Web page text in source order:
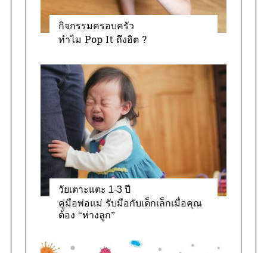
กิจกรรมครอบครัว
ทำไม Pop It ถึงฮิต ?
วัยเตาะแตะ 1-3 ปี
คู่มือพ่อแม่ รับมือกับเด็กเล็กเมื่อคุณ
ต้อง “ห่างลูก”